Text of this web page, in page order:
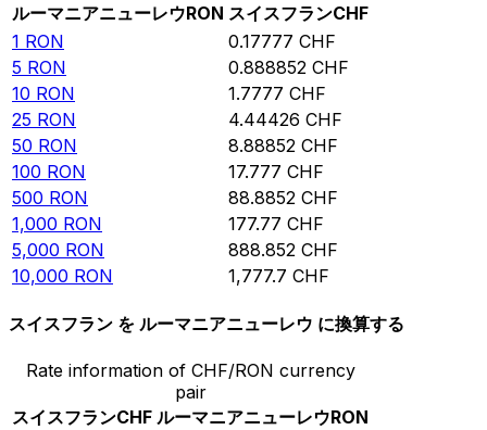
ルーマニアニューレウRON スイスフランCHF
1 RON 0.17777 CHF
5 RON 0.888852 CHF
10 RON 1.7777 CHF
25 RON 4.44426 CHF
50 RON 8.88852 CHF
100 RON 17.777 CHF
500 RON 88.8852 CHF
1,000 RON 177.77 CHF
5,000 RON 888.852 CHF
10,000 RON 1,777.7 CHF
スイスフラン を ルーマニアニューレウ に換算する
Rate information of CHF/RON currency
pair
スイスフランCHF ルーマニアニューレウRON